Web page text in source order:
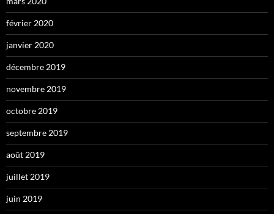
février 2020
janvier 2020
décembre 2019
novembre 2019
octobre 2019
septembre 2019
août 2019
juillet 2019
juin 2019